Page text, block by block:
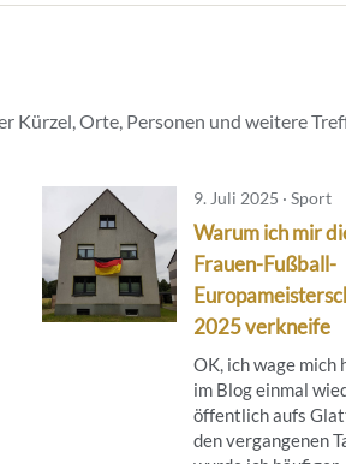
Kürzel, Orte, Personen und weitere
9. Juli 2025 · Sport
Warum ich mir
Frauen-Fußball-
2025 verkneife
OK, ich wage mich
im Blog einmal
öffentlich aufs
den vergangenen